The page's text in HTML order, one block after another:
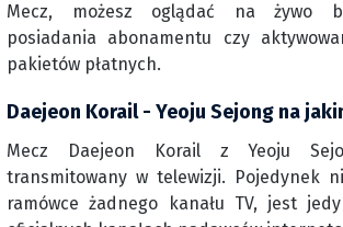
Mecz, możesz oglądać na żywo
posiadania abonamentu czy
pakietów płatnych.
Daejeon Korail - Yeoju Sejong na
Mecz Daejeon Korail z Yeoju
transmitowany w telewizji. Pojedynek
ramówce żadnego kanału TV, jest